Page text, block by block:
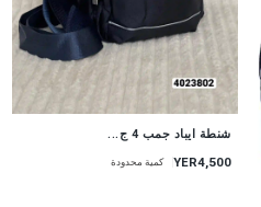
شنطة ايباد جمب 4 ج...
YER4,500 كمية محدودة